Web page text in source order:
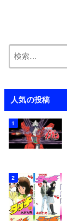
人気の投稿